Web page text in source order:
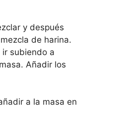
y después
de harina.
subiendo a
Añadir los
a la masa en